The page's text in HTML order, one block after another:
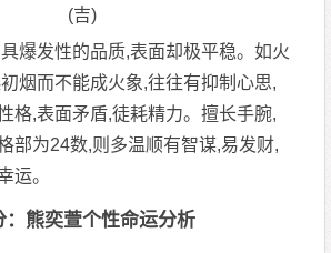
。 (吉)
爆发性的品质,表面却极平稳。如火
烟而不能成火象,往往有抑制心思,
格,表面矛盾,徒耗精力。擅长手腕,
部为24数,则多温顺有智谋,易发财,
运。
：熊奕萱个性命运分析